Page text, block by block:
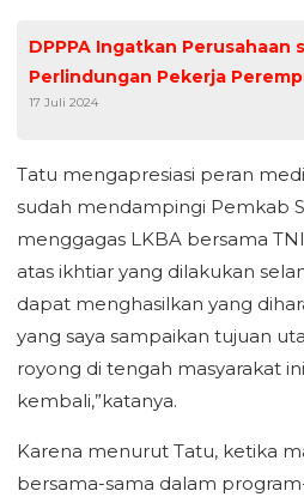
DPPPA Ingatkan Perusahaan
Perlindungan Pekerja
17 Juli 2024
Tatu mengapresiasi peran
sudah mendampingi Pemkab
menggagas LKBA bersama
atas ikhtiar yang dilakukan
dapat menghasilkan yang
yang saya sampaikan tujuan
royong di tengah masyarakat
kembali,”katanya.
Karena menurut Tatu, ketika
bersama-sama dalam